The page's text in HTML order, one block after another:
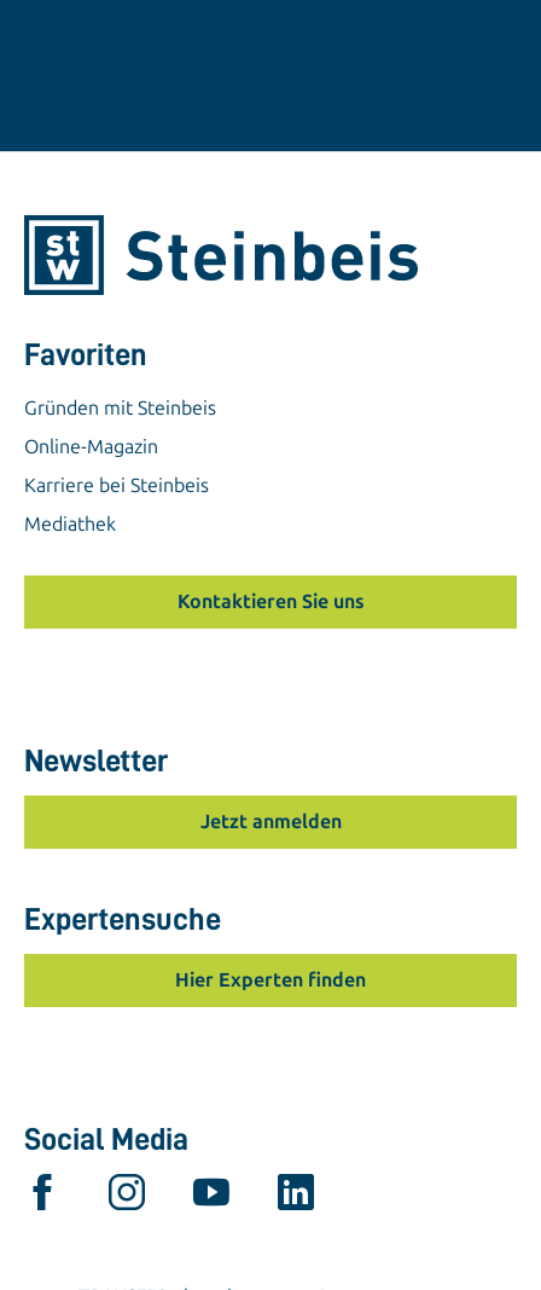
Favoriten
Gründen mit Steinbeis
Online-Magazin
Karriere bei Steinbeis
Mediathek
Kontaktieren Sie uns
Newsletter
Jetzt anmelden
Expertensuche
Hier Experten finden
Social Media